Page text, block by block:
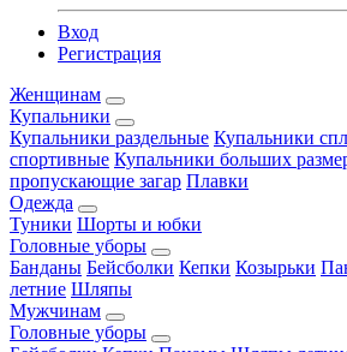
Вход
Регистрация
Женщинам
Купальники
Купальники раздельные Купальники
спортивные Купальники больших
пропускающие загар Плавки
Одежда
Туники Шорты и юбки
Головные уборы
Банданы Бейсболки Кепки Козырьки
летние Шляпы
Мужчинам
Головные уборы